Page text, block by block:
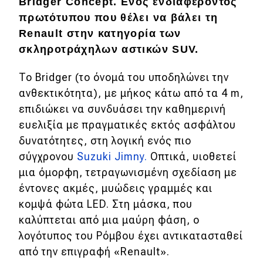
Επικαιρότητα
Νέα μοντέλα
Πρωτότυπα
Ελλάδα
Κόσμος
Τεχνολογία
Ασφάλεια
Αγορά
Απόψεις
Test Drive
Δοκιμή
πρωτότυπου που θέλει να βάλει τη
Renault στην κατηγορία των
σκληροτράχηλων αστικών SUV.
To Bridger (το όνομά του υποδηλώνει την
ανθεκτικότητα), με μήκος κάτω από τα 4 m,
επιδιώκει να συνδυάσει την καθημερινή
ευελιξία με πραγματικές εκτός ασφάλτου
δυνατότητες, στη λογική ενός πιο
σύγχρονου Suzuki Jimny. Οπτικά, υιοθετεί
μια όμορφη, τετραγωνισμένη σχεδίαση με
έντονες ακμές, μυώδεις γραμμές και
κομψά φώτα LED. Στη μάσκα, που
καλύπτεται από μια μαύρη φάση, ο
λογότυπος του Ρόμβου έχει αντικατασταθεί
από την επιγραφή «Renault».